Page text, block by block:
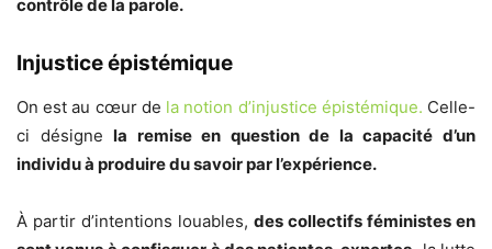
contrôle de la parole.
Injustice épistémique
On est au cœur de la notion d’injustice épistémique. Celle-
ci désignela remise en question de la capacité d’un
individu à produire du savoir par l’expérience.
À partir d’intentions louables, des collectifs féministes en